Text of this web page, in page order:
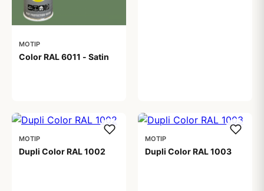
MOTIP
Color RAL 6011 - Satin
MOTIP
Dupli Color RAL 1002
MOTIP
Dupli Color RAL 1003